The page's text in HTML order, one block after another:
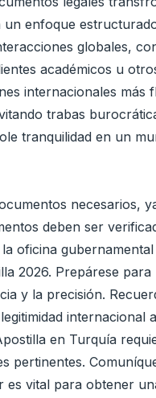
enfoque
globales,
académicos u
internacionales más
trabas
tranquilidad en un
necesarios,
deben ser
oficina gubernamental
2026. Prepárese para
y la precisión.
internacional
en Turquía
pertinentes.
es vital para obtener